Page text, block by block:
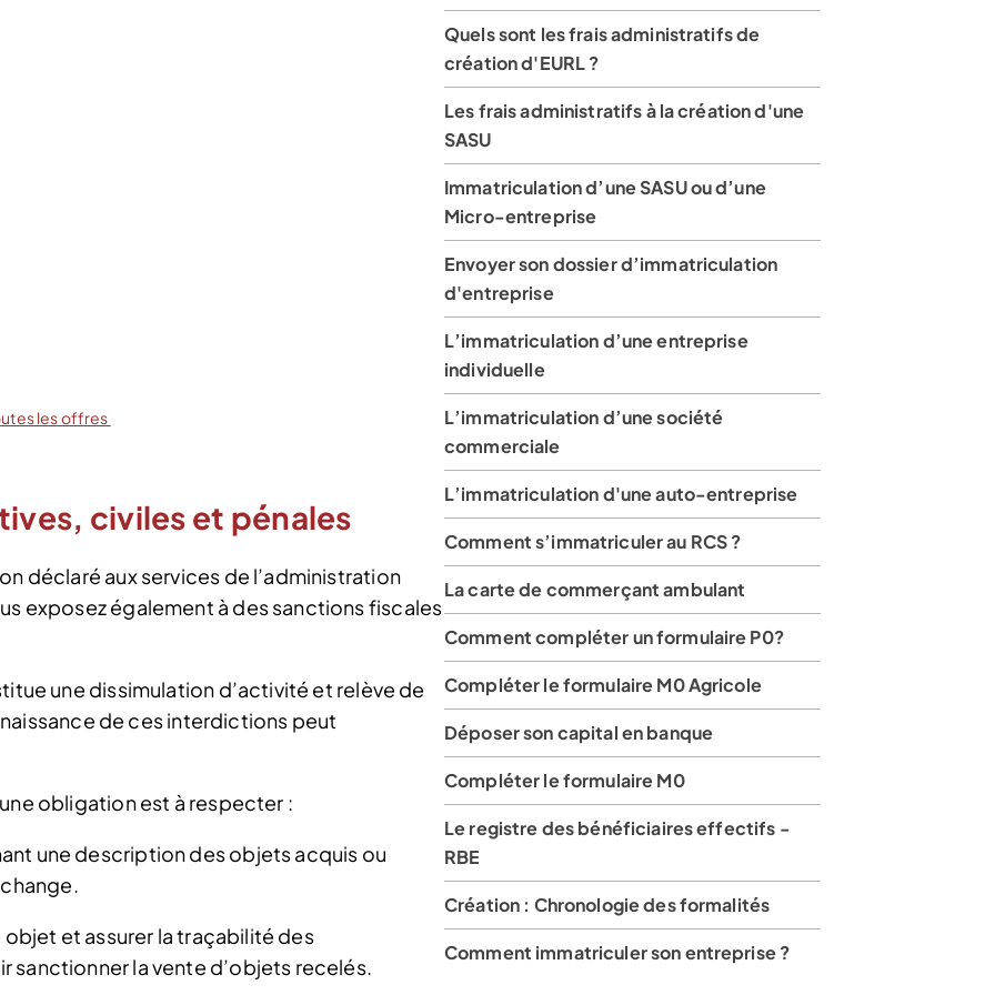
les offres
civiles et pénales
déclaré aux services de l’administration
exposez également à des sanctions fiscales
une dissimulation d’activité et relève de
de ces interdictions peut
obligation est à respecter :
une description des objets acquis ou
et assurer la traçabilité des
sanctionner la vente d’objets recelés.
Quels sont les frais administratifs de
création d'EURL ?
Les frais administratifs à la création d'une
SASU
Immatriculation d’une SASU ou d’une
Micro-entreprise
Envoyer son dossier d’immatriculation
d'entreprise
L’immatriculation d’une entreprise
individuelle
L’immatriculation d’une société
commerciale
L’immatriculation d'une auto-entreprise
Comment s’immatriculer au RCS ?
La carte de commerçant ambulant
Comment compléter un formulaire P0?
Compléter le formulaire M0 Agricole
Déposer son capital en banque
Compléter le formulaire M0
Le registre des bénéficiaires effectifs -
RBE
Création : Chronologie des formalités
Comment immatriculer son entreprise ?